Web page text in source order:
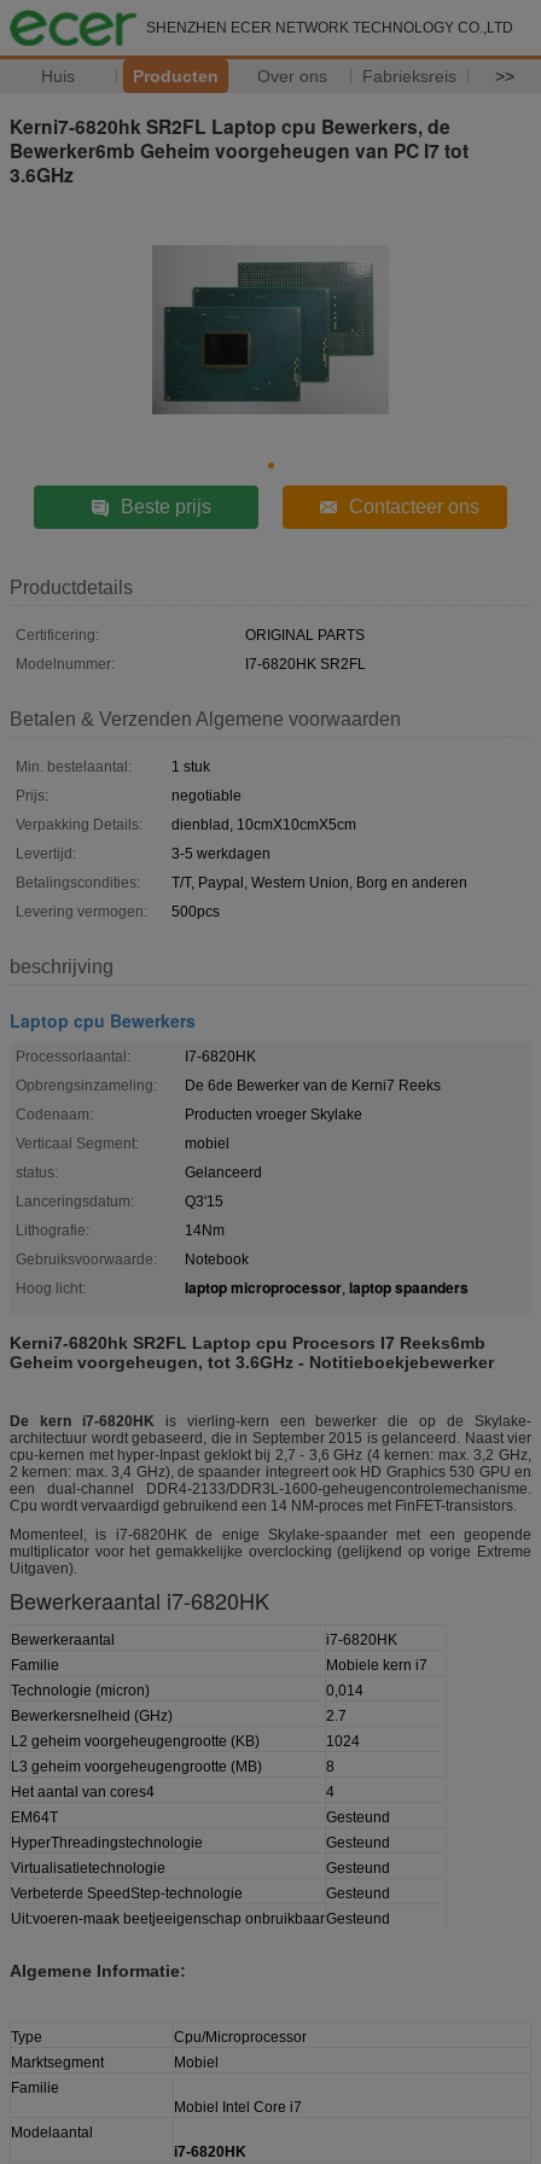
SHENZHEN ECER NETWORK TECHNOLOGY CO.,LTD
Huis Producten Over ons Fabrieksreis >>
Kerni7-6820hk SR2FL Laptop cpu Bewerkers, de
Bewerker6mb Geheim voorgeheugen van PC I7 tot
3.6GHz
Beste prijs Contacteer ons
Productdetails
Certificering:
ORIGINAL PARTS
Modelnummer:
I7-6820HK SR2FL
Betalen & Verzenden Algemene voorwaarden
Min. bestelaantal:
1 stuk
Prijs:
negotiable
Verpakking Details:
dienblad, 10cmX10cmX5cm
Levertijd:
3-5 werkdagen
Betalingscondities:
T/T, Paypal, Western Union, Borg en anderen
Levering vermogen:
500pcs
beschrijving
Laptop cpu Bewerkers
Processorlaantal:
I7-6820HK
Opbrengsinzameling:
De 6de Bewerker van de Kerni7 Reeks
Codenaam:
Producten vroeger Skylake
Verticaal Segment:
mobiel
status:
Gelanceerd
Lanceringsdatum:
Q3'15
Lithografie:
14Nm
Gebruiksvoorwaarde:
Notebook
Hoog licht:
laptop microprocessor, laptop spaanders
Kerni7-6820hk SR2FL Laptop cpu Procesors I7 Reeks6mb
Geheim voorgeheugen, tot 3.6GHz - Notitieboekjebewerker
De kern i7-6820HK is vierling-kern een bewerker die op de Skylake-
architectuur wordt gebaseerd, die in September 2015 is gelanceerd. Naast vier
cpu-kernen met hyper-Inpast geklokt bij 2,7 - 3,6 GHz (4 kernen: max. 3,2 GHz,
2 kernen: max. 3,4 GHz), de spaander integreert ook HD Graphics 530 GPU en
een dual-channel DDR4-2133/DDR3L-1600-geheugencontrolemechanisme.
Cpu wordt vervaardigd gebruikend een 14 NM-proces met FinFET-transistors.
Momenteel, is i7-6820HK de enige Skylake-spaander met een geopende
multiplicator voor het gemakkelijke overclocking (gelijkend op vorige Extreme
Uitgaven).
Bewerkeraantal i7-6820HK
Bewerkeraantal
i7-6820HK
Familie
Mobiele kern i7
Technologie (micron)
0,014
Bewerkersnelheid (GHz)
2.7
L2 geheim voorgeheugengrootte (KB)
1024
L3 geheim voorgeheugengrootte (MB)
8
Het aantal van cores4
4
EM64T
Gesteund
HyperThreadingstechnologie
Gesteund
Virtualisatietechnologie
Gesteund
Verbeterde SpeedStep-technologie
Gesteund
Uit:voeren-maak beetjeeigenschap onbruikbaarGesteund
Algemene Informatie:
Type
Cpu/Microprocessor
Marktsegment
Mobiel
Familie
Mobiel Intel Core i7
Modelaantal
i7-6820HK